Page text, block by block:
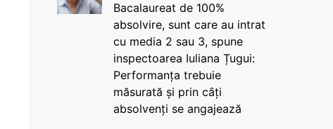
Bacalaureat de 100%
absolvire, sunt care au intrat
cu media 2 sau 3, spune
inspectoarea Iuliana Țugui:
Performanța trebuie
măsurată și prin câți
absolvenți se angajează